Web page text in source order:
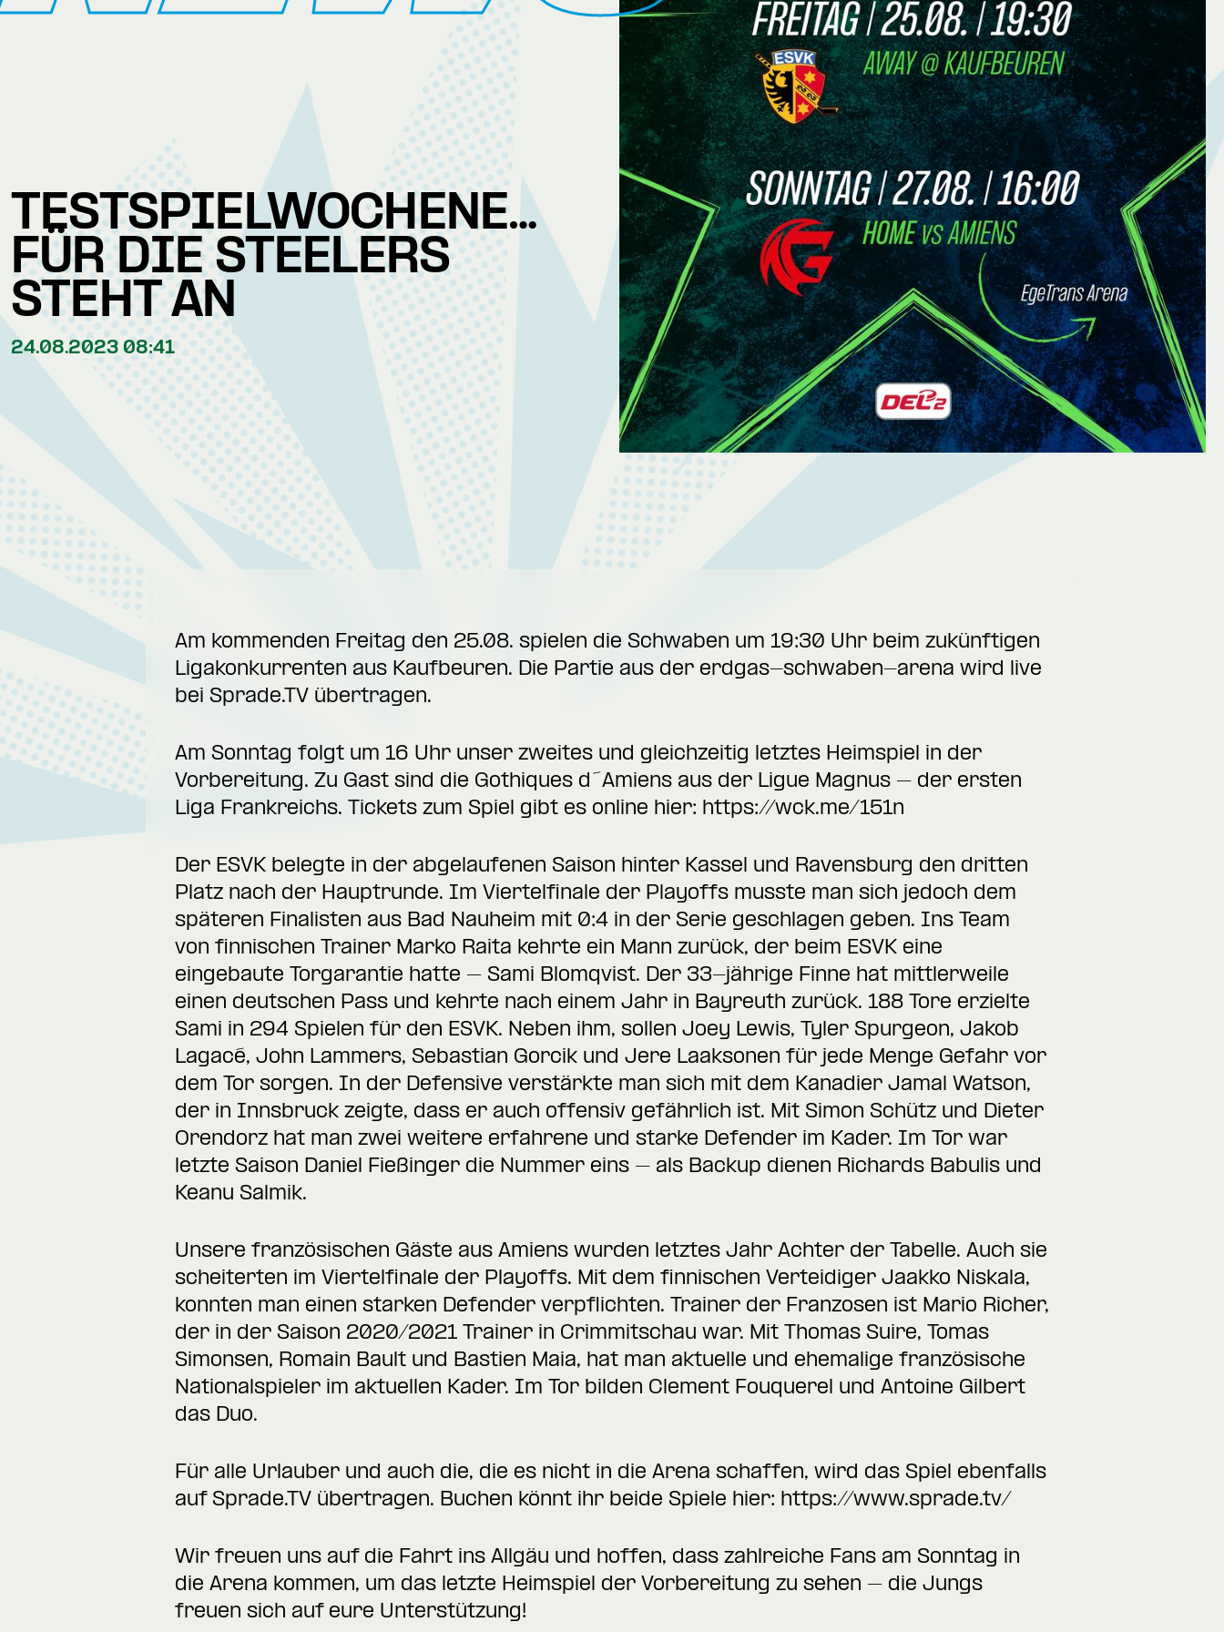
TESTSPIELWOCHENENDE
FÜR DIE STEELERS
STEHT AN
24.08.2023 08:41
Am kommenden Freitag den 25.08. spielen die Schwaben um 19:30 Uhr beim zukünftigen
Ligakonkurrenten aus Kaufbeuren. Die Partie aus der erdgas-schwaben-arena wird live
bei Sprade.TV übertragen.
Am Sonntag folgt um 16 Uhr unser zweites und gleichzeitig letztes Heimspiel in der
Vorbereitung. Zu Gast sind die Gothiques d´Amiens aus der Ligue Magnus – der ersten
Liga Frankreichs. Tickets zum Spiel gibt es online hier: https://wck.me/151n
Der ESVK belegte in der abgelaufenen Saison hinter Kassel und Ravensburg den dritten
Platz nach der Hauptrunde. Im Viertelfinale der Playoffs musste man sich jedoch dem
späteren Finalisten aus Bad Nauheim mit 0:4 in der Serie geschlagen geben. Ins Team
von finnischen Trainer Marko Raita kehrte ein Mann zurück, der beim ESVK eine
eingebaute Torgarantie hatte – Sami Blomqvist. Der 33-jährige Finne hat mittlerweile
einen deutschen Pass und kehrte nach einem Jahr in Bayreuth zurück. 188 Tore erzielte
Sami in 294 Spielen für den ESVK. Neben ihm, sollen Joey Lewis, Tyler Spurgeon, Jakob
Lagacé, John Lammers, Sebastian Gorcik und Jere Laaksonen für jede Menge Gefahr vor
dem Tor sorgen. In der Defensive verstärkte man sich mit dem Kanadier Jamal Watson,
der in Innsbruck zeigte, dass er auch offensiv gefährlich ist. Mit Simon Schütz und Dieter
Orendorz hat man zwei weitere erfahrene und starke Defender im Kader. Im Tor war
letzte Saison Daniel Fießinger die Nummer eins – als Backup dienen Richards Babulis und
Keanu Salmik.
Unsere französischen Gäste aus Amiens wurden letztes Jahr Achter der Tabelle. Auch sie
scheiterten im Viertelfinale der Playoffs. Mit dem finnischen Verteidiger Jaakko Niskala,
konnten man einen starken Defender verpflichten. Trainer der Franzosen ist Mario Richer,
der in der Saison 2020/2021 Trainer in Crimmitschau war. Mit Thomas Suire, Tomas
Simonsen, Romain Bault und Bastien Maia, hat man aktuelle und ehemalige französische
Nationalspieler im aktuellen Kader. Im Tor bilden Clement Fouquerel und Antoine Gilbert
das Duo.
Für alle Urlauber und auch die, die es nicht in die Arena schaffen, wird das Spiel ebenfalls
auf Sprade.TV übertragen. Buchen könnt ihr beide Spiele hier: https://www.sprade.tv/
Wir freuen uns auf die Fahrt ins Allgäu und hoffen, dass zahlreiche Fans am Sonntag in
die Arena kommen, um das letzte Heimspiel der Vorbereitung zu sehen – die Jungs
freuen sich auf eure Unterstützung!